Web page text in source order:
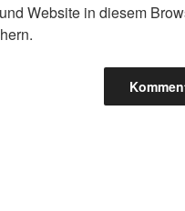
Website in diesem